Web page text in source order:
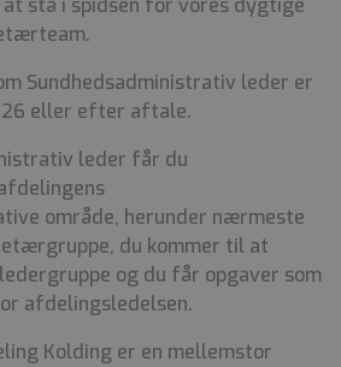
stå i spidsen for vores dygtige
Sundhedsadministrativ leder er
eller efter aftale.
leder får du
område, herunder nærmeste
du kommer til at
og du får opgaver som
afdelingsledelsen.
Kolding er en mellemstor